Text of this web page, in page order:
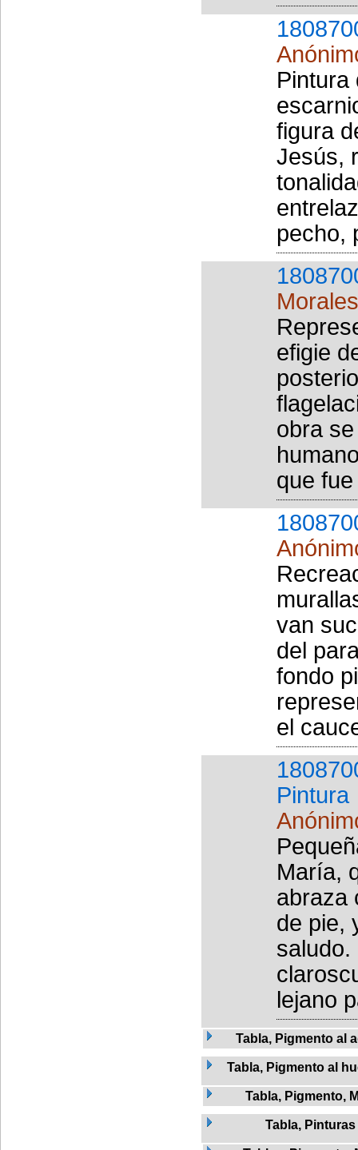
Pintura
figura
Jesús,
pecho,
efigie
obra
que
van
del
fondo
el
Pintura
María,
abraza
de pie,
saludo.
lejano
Tabla, Pigmento al
Tabla, Pigmento al
Tabla, Pigmento,
Tabla, Pinturas